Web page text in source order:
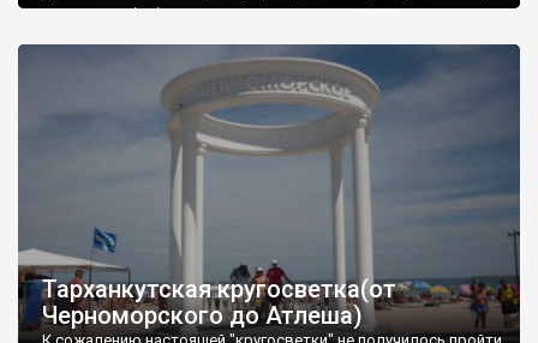
запрошую відвідати це
Тарханкутская кругосветка(от
Черноморского до Атлеша)